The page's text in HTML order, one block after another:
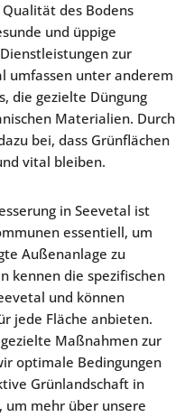
des Bodens
und üppige
zur
umfassen unter anderem
die gezielte Düngung
Materialien. Durch
bei, dass Grünflächen
vital bleiben.
in Seevetal ist
essentiell, um
Außenanlage zu
kennen die spezifischen
und können
jede Fläche anbieten.
Maßnahmen zur
optimale Bedingungen
Grünlandschaft in
um mehr über unsere